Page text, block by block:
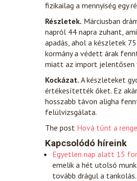
fizikailag a mennyiség egy
Részletek. Márciusban
napról 44 napra zuhant,
apadás, ahol a készletek
kormány a védett árak
miatt az import jelentősen
Kockázat. A készleteket
értékesítették őket. Ez
hosszabb távon aligha
felülvizsgálata.
The post Hová tűnt a
Kapcsolódó híreink
Egyetlen nap alatt 15
emelik a hét utolsó
tovább drágul a